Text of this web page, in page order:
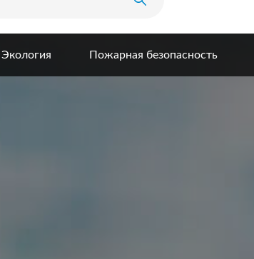
Экология Пожарная безопасность